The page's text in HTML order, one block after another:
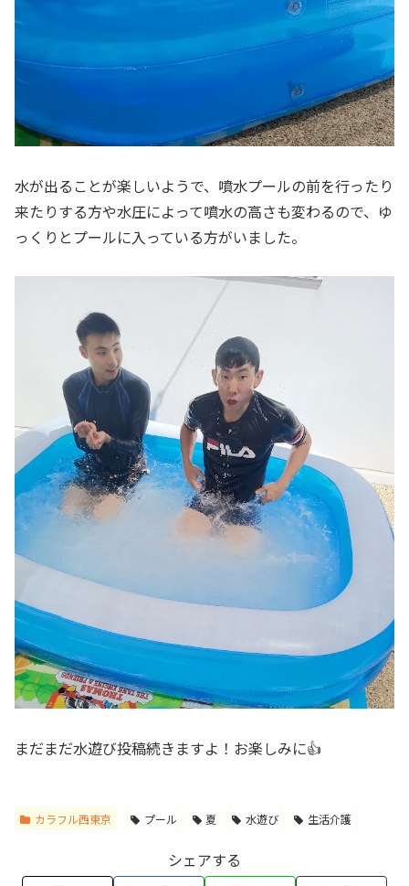
水が出ることが楽しいようで、噴水プールの前を行ったり
来たりする方や水圧によって噴水の高さも変わるので、ゆ
っくりとプールに入っている方がいました。
まだまだ水遊び投稿続きますよ！お楽しみに👍
カラフル西東京 プール 夏 水遊び 生活介護
シェアする